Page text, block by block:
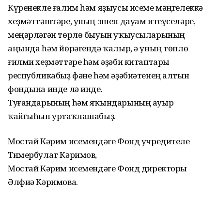
Күренекле ғалим һәм яҙыусы исеме мәңгелеккә
хеҙмәттәштәре, уның эшен дауам итеүселәре,
меңәрләгән төрлө быуын уҡыусыларының
аңында һәм йөрәгендә ҡалыр, ә уның төплө
ғилми хеҙмәттәре һәм әҙәби китаптары
республикабыҙ фәне һәм әҙәбиәтенең алтын
фондына инде лә инде.
Туғандарының һәм яҡындарының ауыр
ҡайғыһын уртаҡлашабыҙ.
Мостай Кәрим исемендәге Фонд учредителе
Тимербулат Кәримов,
Мостай Кәрим исемендәге Фонд директоры
Әлфиә Кәримова.